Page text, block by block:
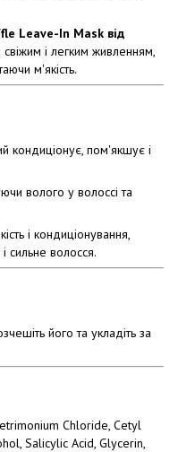
Leave-In Mask від
і легким живленням,
м'якість.
кондиціонує, пом'якшує і
волого у волоссі та
і кондиціонування,
сильне волосся.
його та укладіть за
Chloride, Cetyl
Salicylic Acid, Glycerin,